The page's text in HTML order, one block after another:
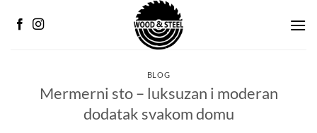
BLOG
Mermerni sto – luksuzan i moderan
dodatak svakom domu